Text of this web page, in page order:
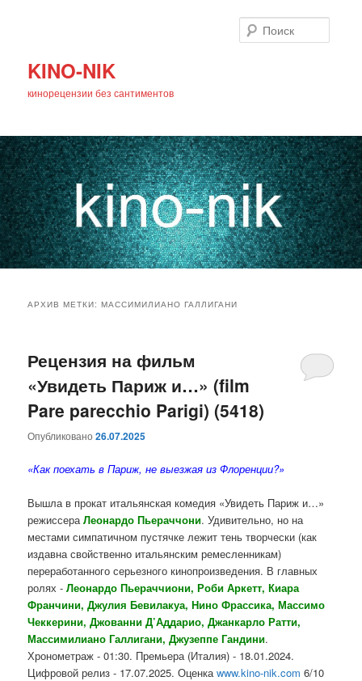
KINO-NIK
кинорецензии без сантиментов
основному
содержимому
дополнительному
содержимому
АРХИВ МЕТКИ:МАССИМИЛИАНО ГАЛЛИГАНИ
Рецензия на фильм
«Увидеть Париж и…» (film
Pare parecchio Parigi) (5418)
Опубликовано26.07.2025
«Как поехать в Париж, не выезжая из Флоренции?»
Вышла в прокат итальянская комедия «Увидеть Париж и…»
режиссераЛеонардо Пьераччони. Удивительно, но на
местами симпатичном пустячке лежит тень творчески (как
издавна свойственно итальянским ремесленникам)
переработанного серьезного кинопроизведения. В главных
ролях -Леонардо Пьераччиони, Роби Аркетт, Киара
Франчини, Джулия Бевилакуа, Нино Фрассика, Массимо
Чеккерини, Джованни Д’Аддарио, Джанкарло Ратти,
Массимилиано Галлигани, Джузеппе Гандини.
Хронометраж - 01:30. Премьера (Италия) - 18.01.2024.
Цифровой релиз - 17.07.2025. Оценкаwww.kino-nik.com 6/10